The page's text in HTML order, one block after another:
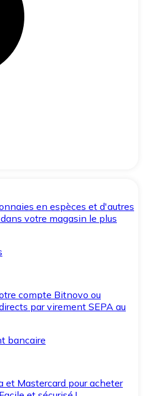
en espèces et d'autres
votre magasin le plus
compte Bitnovo ou
par virement SEPA au
bancaire
et Mastercard pour acheter